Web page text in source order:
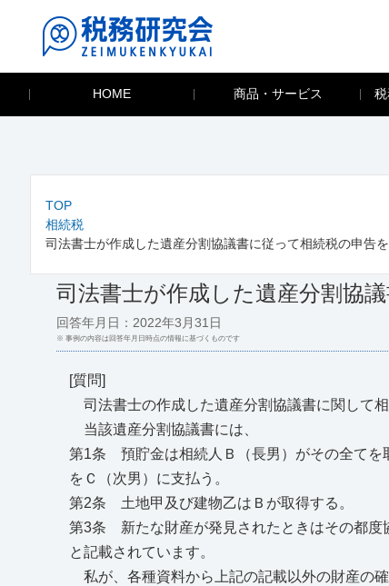
HOME 商品・サービス
TOP
相続税
司法書士が作成した遺産分割協議書に従って相続税の申告
司法書士が作成した遺産分割協
回答年月日：2022年3月31日
※ 事例の内容は回答年月日時点の情報に基づくものです
[質問]
司法書士の作成した遺産分割協議書に関して
当該遺産分割協議書には、
第1条 預貯金は相続人Ｂ（長男）がその全てを
をＣ（次男）に支払う。
第2条 土地甲及び建物乙はＢが取得する。
第3条 新たな財産が発見されたときはその都度
と記載されています。
私が、各種資料から上記の記載以外の財産の